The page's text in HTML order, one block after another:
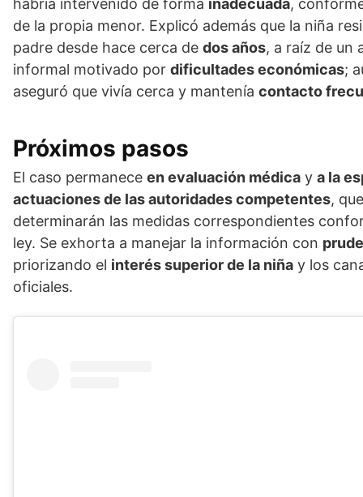
habría intervenido de forma inadecuada,
de la propia menor. Explicó además que la niña
padre desde hace cerca de dos años, a raíz de un
informal motivado por dificultades económicas;
aseguró que vivía cerca y mantenía contacto
Próximos pasos
El caso permanece en evaluación médica y a la
actuaciones de las autoridades competentes, que
determinarán las medidas correspondientes
ley. Se exhorta a manejar la información con
priorizando el interés superior de la niña y los
oficiales.